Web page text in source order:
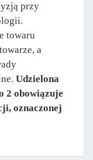
przy
towaru
a
Udzielona
2 obowiązuje
oznaczonej